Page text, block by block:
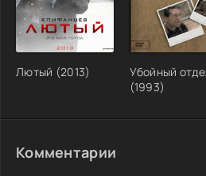
Лютый (2013)
Убойный
(1993)
Комментарии